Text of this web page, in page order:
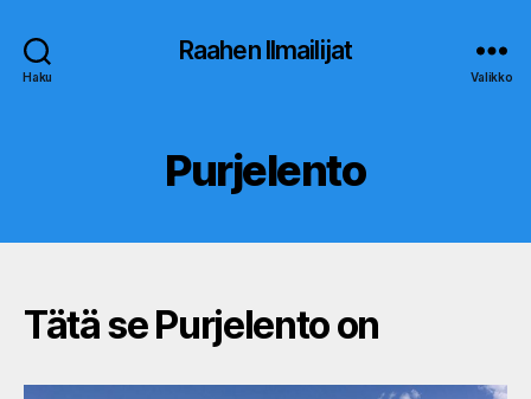
Haku
Raahen Ilmailijat
Valikko
Purjelento
Tätä se Purjelento on